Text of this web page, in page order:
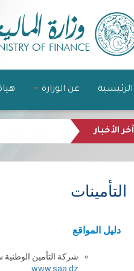
الرئيسية عن الوزارة
آخر الأخبار
التأمينات
دليل المواقع
شركة التأمين
www.saa.dz